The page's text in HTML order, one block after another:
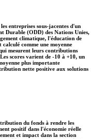
entreprises sous-jacentes d'un
Durable (ODD) des Nations Unies,
climatique, l'éducation de
calculé comme une moyenne
mesurent leurs contributions
scores varient de -10 à +10, un
plus importante
nette positive aux solutions
du fonds à rendre les
positif dans l'économie réelle
et impact dans la section